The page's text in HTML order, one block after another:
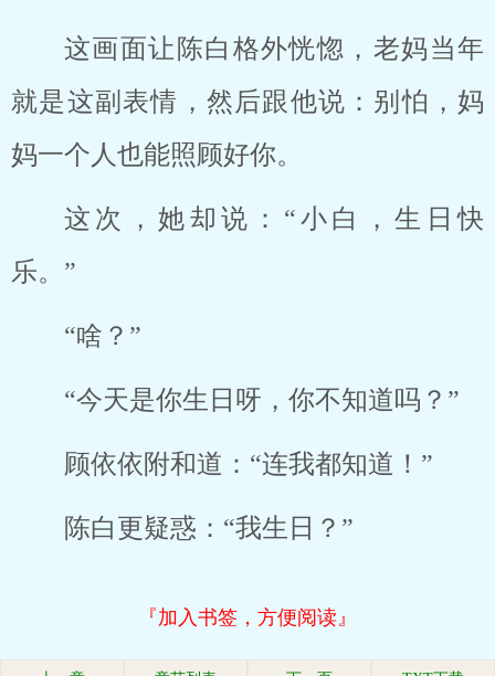
这画面让陈白格外恍惚，老妈当年
就是这副表情，然后跟他说：别怕，妈
妈一个人也能照顾好你。
这次，她却说：“小白，生日快
乐。”
“啥？”
“今天是你生日呀，你不知道吗？”
顾依依附和道：“连我都知道！”
陈白更疑惑：“我生日？”
『加入书签，方便阅读』